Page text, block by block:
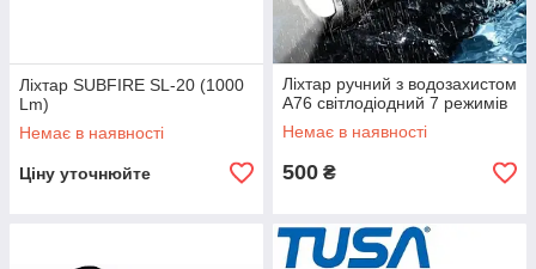
Ліхтар SUBFIRE SL-20 (1000
Lm)
Немає в наявності
Ціну уточнюйте
Ліхтар ручний з водозахистом
A76 світлодіодний 7 режимів
Немає в наявності
500 ₴